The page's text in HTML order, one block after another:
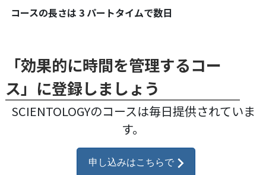
コースの長さは 3 パートタイムで数日
「効果的に時間を管理するコー
ス」に登録しましょう
SCIENTOLOGYのコースは毎日提供されていま
す。
申し込みはこちらで